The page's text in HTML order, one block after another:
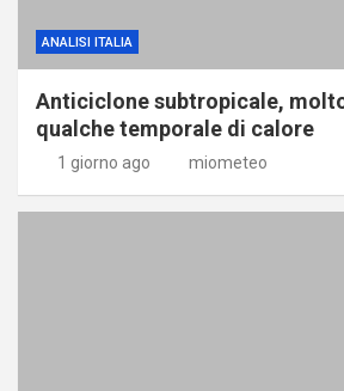
ANALISI ITALIA
Anticiclone subtropicale,
qualche temporale di calore
1 giorno ago miometeo